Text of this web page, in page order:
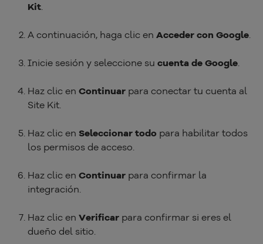
Kit.
A continuación, haga clic en Acceder con Google.
Inicie sesión y seleccione su cuenta de Google.
Haz clic en Continuar para conectar tu cuenta al
Site Kit.
Haz clic en Seleccionar todo para habilitar todos
los permisos de acceso.
Haz clic en Continuar para confirmar la
integración.
Haz clic en Verificar para confirmar si eres el
dueño del sitio.